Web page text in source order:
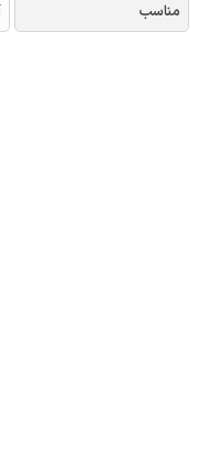
مناسب